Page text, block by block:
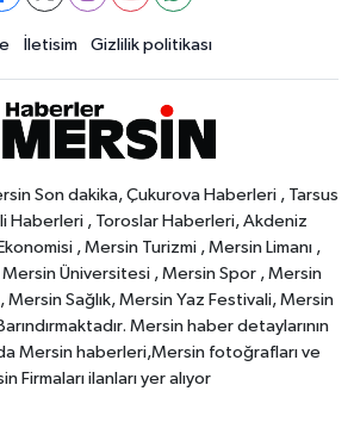
İletisim Gizlilik politikası
Son dakika, Çukurova Haberleri , Tarsus
Haberleri , Toroslar Haberleri, Akdeniz
, Mersin Turizmi , Mersin Limanı ,
Üniversitesi , Mersin Spor , Mersin
Mersin Sağlık, Mersin Yaz Festivali, Mersin
Mersin haber detaylarının
Mersin haberleri,Mersin fotoğrafları ve
Firmaları ilanları yer alıyor